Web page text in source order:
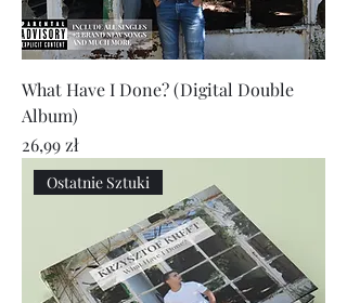
What Have I Done? (Digital Double
Album)
Cena
26,99 zł
Ostatnie Sztuki